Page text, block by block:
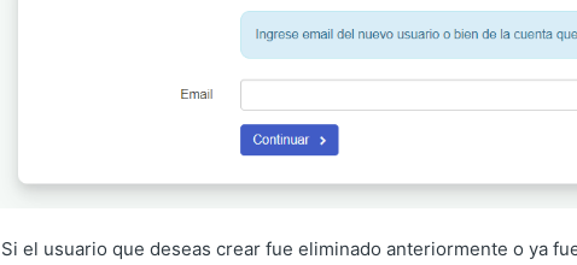
Si el usuario que deseas crear fue eliminado anteriormente o ya